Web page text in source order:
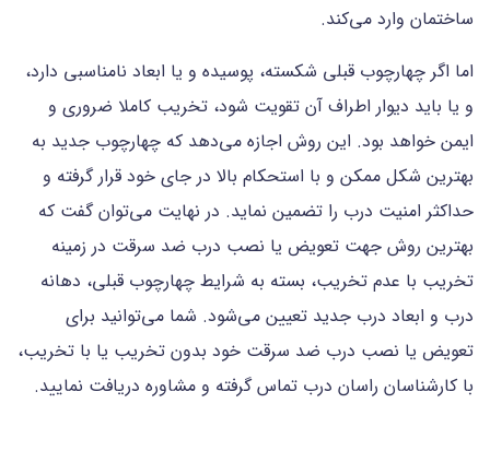
ساختمان وارد می‌کند.
اما اگر چهارچوب قبلی شکسته، پوسیده و یا ابعاد نامناسبی دارد،
و یا باید دیوار اطراف آن تقویت شود، تخریب کاملا ضروری و
ایمن خواهد بود. این روش اجازه می‌دهد که چهارچوب جدید به
بهترین شکل ممکن و با استحکام بالا در جای خود قرار گرفته و
حداکثر امنیت درب را تضمین نماید. در نهایت می‌توان گفت که
بهترین روش جهت تعویض یا نصب درب ضد سرقت در زمینه
تخریب با عدم تخریب، بسته به شرایط چهارچوب قبلی، دهانه
درب و ابعاد درب جدید تعیین می‌شود. شما می‌توانید برای
تعویض یا نصب درب ضد سرقت خود بدون تخریب یا با تخریب،
با کارشناسان راسان درب تماس گرفته و مشاوره دریافت نمایید.